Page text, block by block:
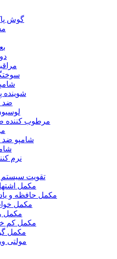
گوش
ضد
مرطوب کننده
شامپو
نرم
تقویت سیستم
مکمل
مکمل حافظه و
مکمل
مکمل
مکمل کم
مکمل
مولتی